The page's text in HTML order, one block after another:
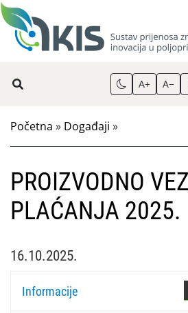
A+ A−
Početna » Događaji »
PROIZVODNO
PLAĆANJA 2025.
16.10.2025.
Informacije